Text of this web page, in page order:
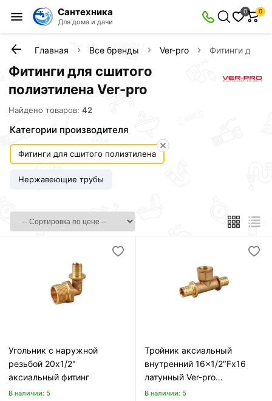
Сантехника
Для дома и дачи
0 0
Главная Все бренды Ver-pro Фитинги для
Фитинги для сшитого
полиэтилена Ver-pro
Найдено товаров:42
Категории производителя
Фитинги для сшитого полиэтилена
Нержавеющие трубы
Угольник с наружной
резьбой 20х1/2"
аксиальный фитинг
В наличии: 5
Тройник аксиальный
внутренний 16×1/2″Fx16
латунный Ver-pro
VRP16316TF
В наличии: 5